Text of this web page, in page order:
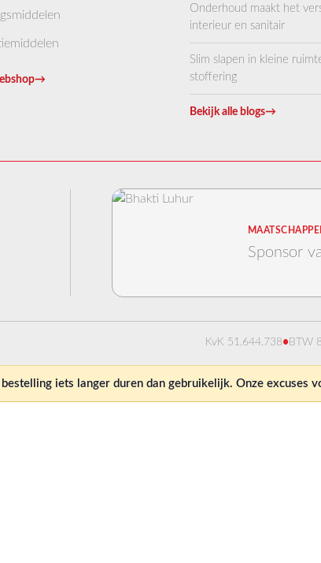
→
Onderhoud maakt het
interieur en sanitair
Slim slapen in kleine
stoffering
Bekijk alle blogs→
Sponsor
KvK 51.644.738• BTW
iets langer duren dan gebruikelijk. Onze excuses